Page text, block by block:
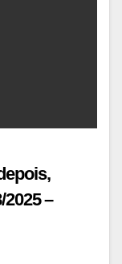
–